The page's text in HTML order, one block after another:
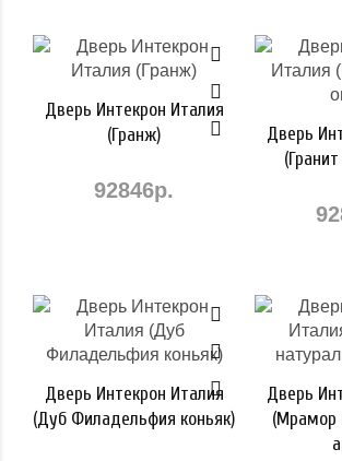
Дверь Интекрон Италия
(Гранж)
92846р.
Дверь
Дверь Интекрон Италия
(Дуб Филадельфия коньяк)
Дверь
(Мрамор